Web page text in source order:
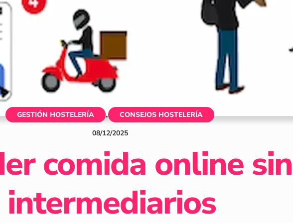
GESTIÓN HOSTELERÍA ,
CONSEJOS HOSTELERÍA
08/12/2025
comida online sin
intermediarios